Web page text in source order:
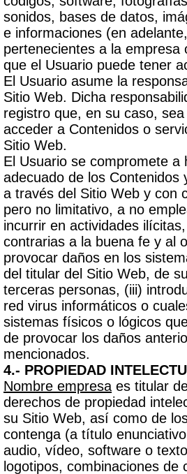
sonidos, bases de datos,
e informaciones (en
pertenecientes a la empresa
que el Usuario puede tener
El Usuario asume la
Sitio Web. Dicha
registro que, en su caso,
acceder a Contenidos o
Sitio Web.
El Usuario se compromete a
adecuado de los Contenidos
a través del Sitio Web y con
pero no limitativo, a no
incurrir en actividades
contrarias a la buena fe y al
provocar daños en los
del titular del Sitio Web, de
terceras personas, (iii)
red virus informáticos o
sistemas físicos o lógicos
de provocar los daños
mencionados.
4.- PROPIEDAD
Nombre empresa es titular
derechos de propiedad
su Sitio Web, así como de
contenga (a título
audio, vídeo, software o
logotipos, combinaciones de